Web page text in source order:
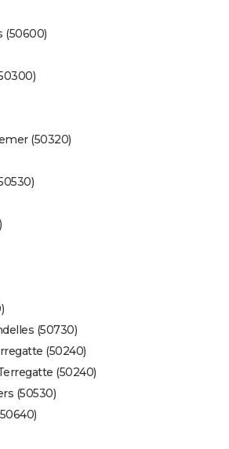
(50600)
(50320)
(50730)
(50240)
(50240)
(50530)